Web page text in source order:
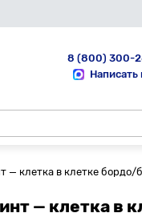
8 (800) 300-
Написать
— клетка в клетке бордо/
— клетка в